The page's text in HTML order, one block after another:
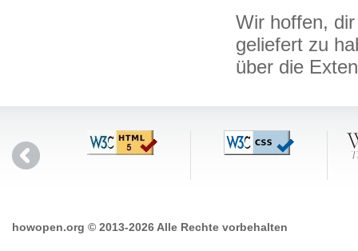
Wir hoffen,
geliefert zu
über die
howopen.org © 2013-2026 Alle Rechte vorbehalten